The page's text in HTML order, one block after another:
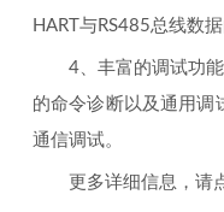
HART与RS485总线数
4、丰富的调试功
的命令诊断以及通用调
通信调试。
更多详细信息，请